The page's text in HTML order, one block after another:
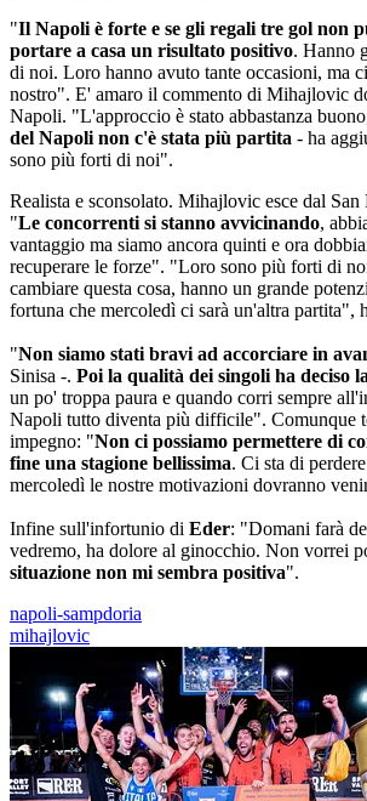
"Il Napoli è forte e se gli regali tre gol non
portare a casa un risultato positivo. Hanno
di noi. Loro hanno avuto tante occasioni, ma
nostro". E' amaro il commento di Mihajlovic
Napoli. "L'approccio è stato abbastanza
del Napoli non c'è stata più partita - ha
sono più forti di noi".
Realista e sconsolato. Mihajlovic esce dal San
"Le concorrenti si stanno avvicinando,
vantaggio ma siamo ancora quinti e ora
recuperare le forze". "Loro sono più forti di
cambiare questa cosa, hanno un grande
fortuna che mercoledì ci sarà un'altra partita",
"Non siamo stati bravi ad accorciare in
Sinisa -. Poi la qualità dei singoli ha deciso
un po' troppa paura e quando corri sempre
Napoli tutto diventa più difficile". Comunque
impegno: "Non ci possiamo permettere di
fine una stagione bellissima. Ci sta di
mercoledì le nostre motivazioni dovranno
Infine sull'infortunio di Eder: "Domani farà
vedremo, ha dolore al ginocchio. Non vorrei
situazione non mi sembra positiva".
napoli-sampdoria
mihajlovic